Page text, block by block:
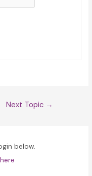
Next Topic →
below.